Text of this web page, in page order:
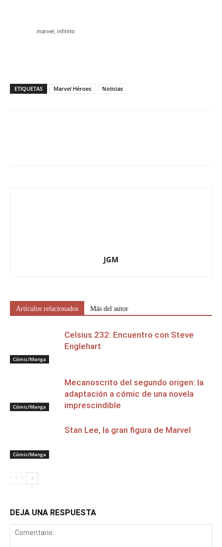
marvel, infinito
ETIQUETAS Marvel Héroes Noticias
JGM
Artículos relacionados Más del autor
Cómic/Manga
Celsius 232: Encuentro con Steve
Englehart
Cómic/Manga
Mecanoscrito del segundo origen: la
adaptación a cómic de una novela
imprescindible
Cómic/Manga
Stan Lee, la gran figura de Marvel
DEJA UNA RESPUESTA